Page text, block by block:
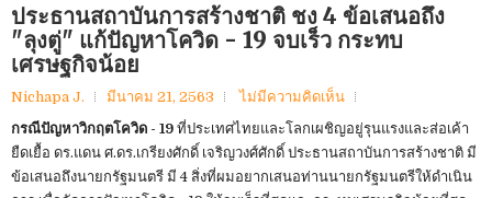
ประธานสถาบันการสร้างชาติ ชง 4 ข้อเสนอถึง
"ลุงตู่" แก้ปัญหาโควิด - 19 จบเร็ว กระทบ
เศรษฐกิจน้อย
Nichapa J. มีนาคม 21, 2563
ไม่มีความคิดเห็น
กรณีปัญหาวิกฤตโควิด - 19 ที่ประเทศไทยและโลกเผชิญอยู่รุนแรงและส่อเค้า
ยืดเยื้อ ดร.แดน ศ.ดร.เกรียงศักดิ์ เจริญวงศ์ศักดิ์ ประธานสถาบันการสร้างชาติ มี
ข้อเสนอถึงนายกรัฐมนตรี มี 4 สิ่งที่ผมอยากเสนอท่านนายกรัฐมนตรีให้ดำเนิน